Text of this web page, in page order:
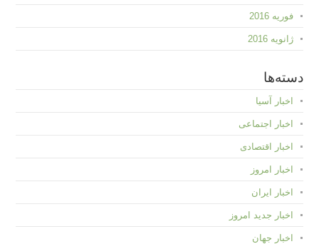
فوریه 2016
ژانویه 2016
دسته‌ها
اخبار آسیا
اخبار اجتماعی
اخبار اقتصادی
اخبار امروز
اخبار ایران
اخبار جدید امروز
اخبار جهان